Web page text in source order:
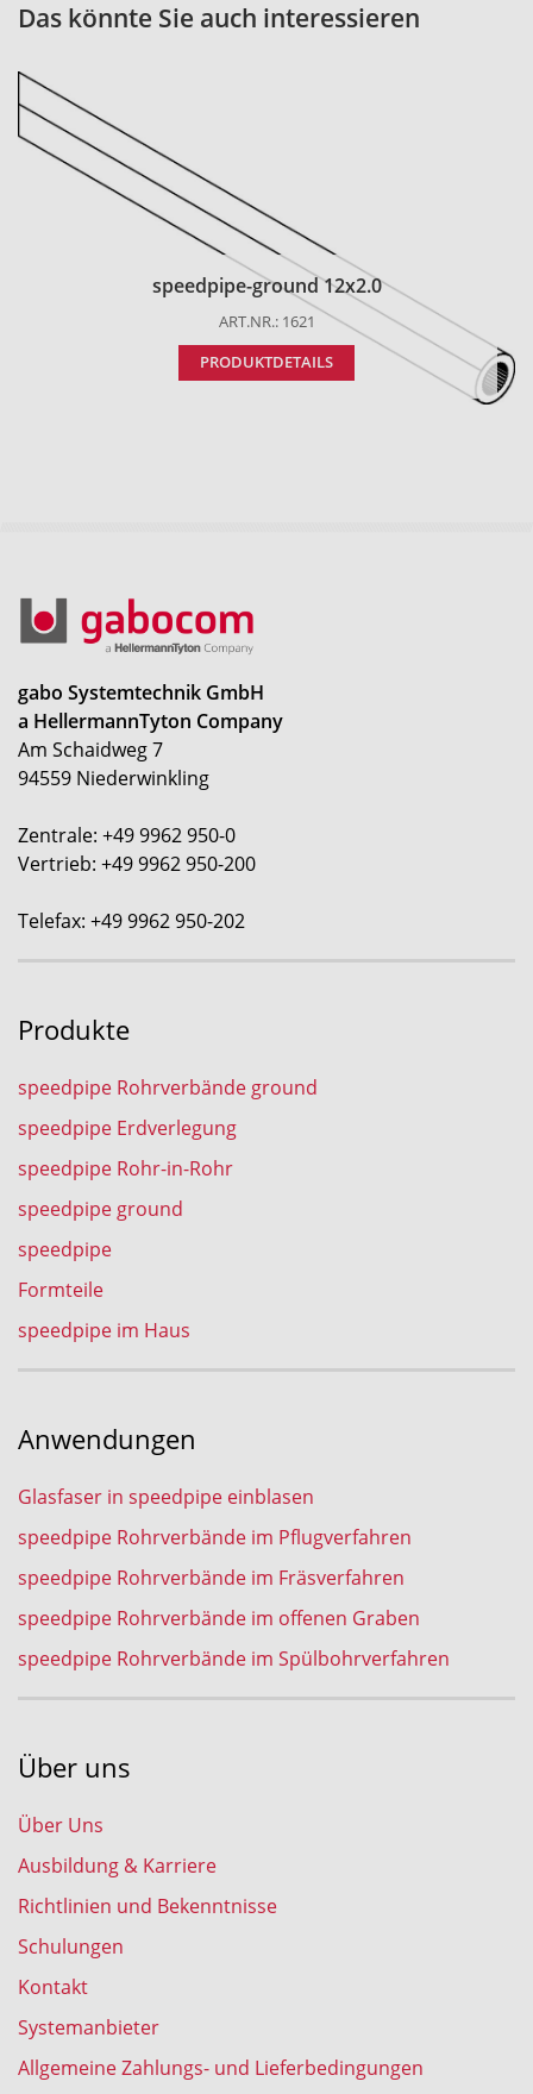
Das könnte Sie auch interessieren
speedpipe-ground 12x2.0
ART.NR.: 1621
PRODUKTDETAILS
gabo Systemtechnik GmbH
a HellermannTyton Company
Am Schaidweg 7
94559 Niederwinkling
Zentrale: +49 9962 950-0
Vertrieb: +49 9962 950-200
Telefax: +49 9962 950-202
Produkte
speedpipe Rohrverbände ground
speedpipe Erdverlegung
speedpipe Rohr-in-Rohr
speedpipe ground
speedpipe
Formteile
speedpipe im Haus
Anwendungen
Glasfaser in speedpipe einblasen
speedpipe Rohrverbände im Pflugverfahren
speedpipe Rohrverbände im Fräsverfahren
speedpipe Rohrverbände im offenen Graben
speedpipe Rohrverbände im Spülbohrverfahren
Über uns
Über Uns
Ausbildung & Karriere
Richtlinien und Bekenntnisse
Schulungen
Kontakt
Systemanbieter
Allgemeine Zahlungs- und Lieferbedingungen